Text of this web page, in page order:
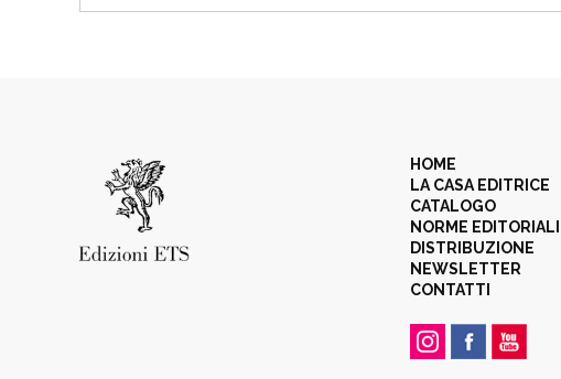
HOME
LA CASA EDITRICE
CATALOGO
NORME EDITORIALI
DISTRIBUZIONE
NEWSLETTER
CONTATTI